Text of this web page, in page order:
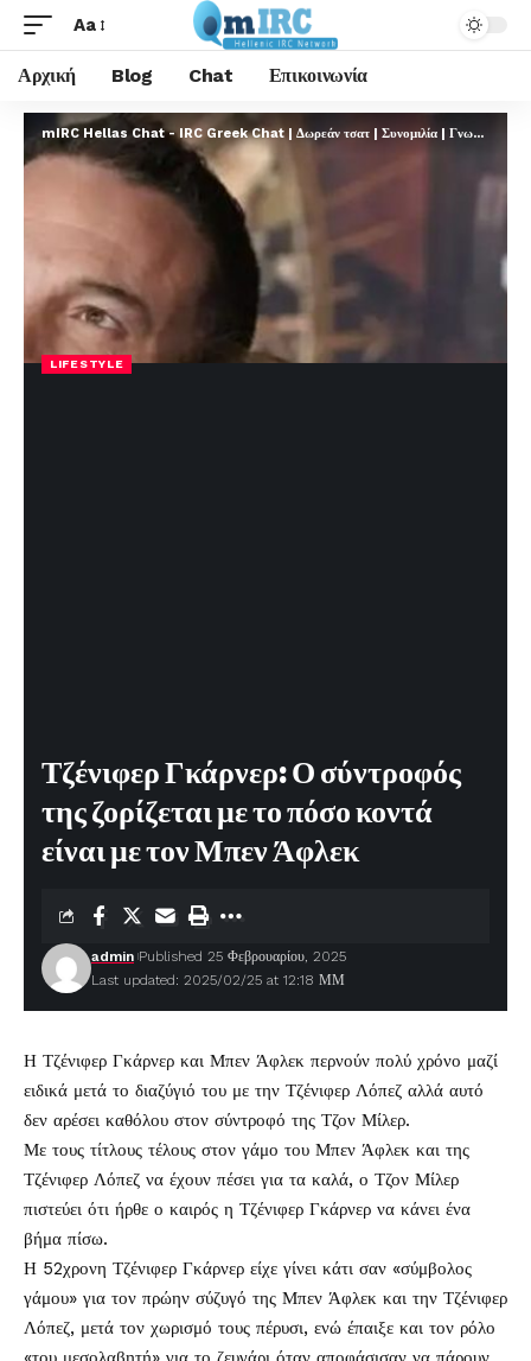
Aa
Αρχική Blog Chat Επικοινωνία
mIRC Hellas Chat - IRC Greek Chat | Δωρεάν τσατ | Συνομιλία | Γνωριμίες | FREE
LIFESTYLE
Τζένιφερ Γκάρνερ: Ο σύντροφός
της ζορίζεται με το πόσο κοντά
είναι με τον Μπεν Άφλεκ
Last updated: 2025/02/25 at 12:18 ΜΜ
admin Published 25 Φεβρουαρίου, 2025
Η Τζένιφερ Γκάρνερ και Μπεν Άφλεκ περνούν πολύ χρόνο μαζί
ειδικά μετά το διαζύγιό του με την Τζένιφερ Λόπεζ αλλά αυτό
δεν αρέσει καθόλου στον σύντροφό της Τζον Μίλερ.
Με τους τίτλους τέλους στον γάμο του Μπεν Άφλεκ και της
Τζένιφερ Λόπεζ να έχουν πέσει για τα καλά, ο Τζον Μίλερ
πιστεύει ότι ήρθε ο καιρός η Τζένιφερ Γκάρνερ να κάνει ένα
βήμα πίσω.
Η 52χρονη Τζένιφερ Γκάρνερ είχε γίνει κάτι σαν «σύμβολος
γάμου» για τον πρώην σύζυγό της Μπεν Άφλεκ και την Τζένιφερ
Λόπεζ, μετά τον χωρισμό τους πέρυσι, ενώ έπαιξε και τον ρόλο